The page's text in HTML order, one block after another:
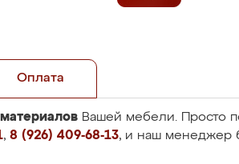
Оплата
Вашей мебели. Просто
, 8 (926) 409-68-13, и наш менеджер